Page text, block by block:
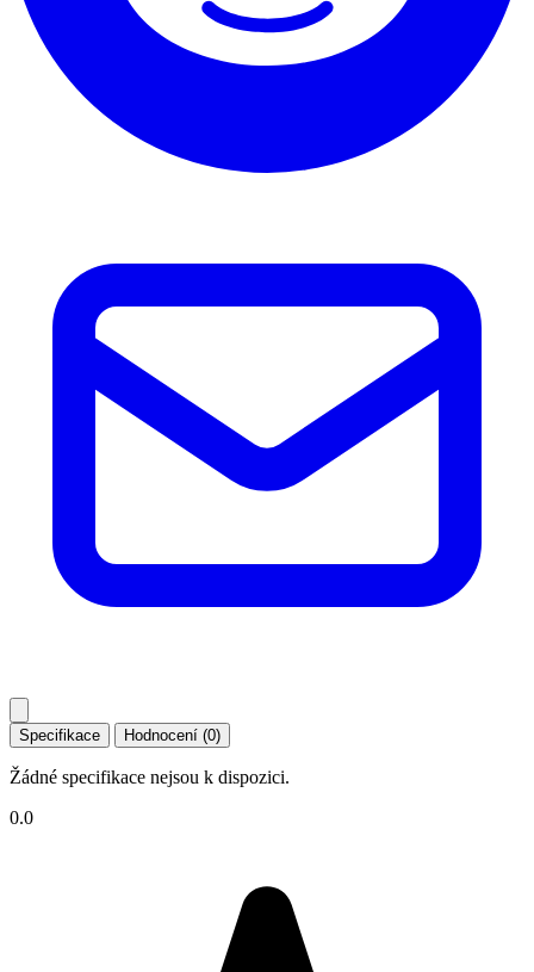
Specifikace Hodnocení (0)
Žádné specifikace nejsou k dispozici.
0.0